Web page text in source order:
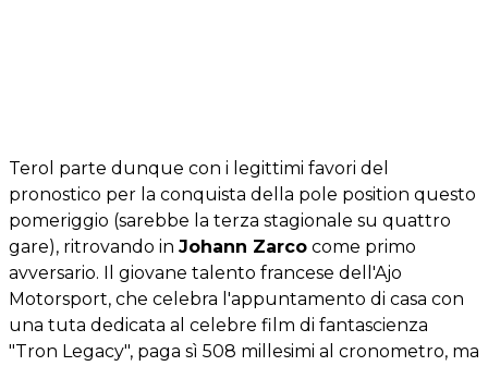
Terol parte dunque con i legittimi favori del
pronostico per la conquista della pole position questo
pomeriggio (sarebbe la terza stagionale su quattro
gare), ritrovando in Johann Zarco come primo
avversario. Il giovane talento francese dell'Ajo
Motorsport, che celebra l'appuntamento di casa con
una tuta dedicata al celebre film di fantascienza
"Tron Legacy", paga sì 508 millesimi al cronometro, ma